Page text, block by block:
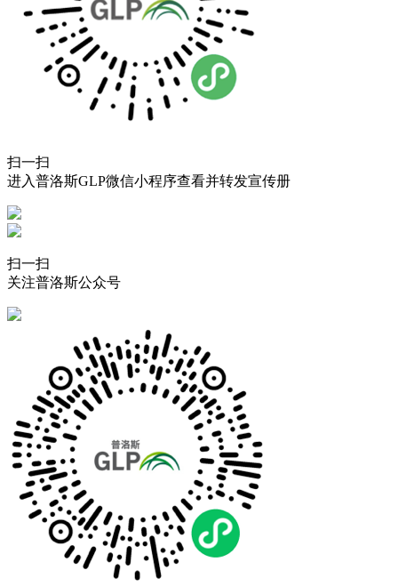
扫一扫
进入普洛斯GLP微信小程序查看并转发宣传册
扫一扫
关注普洛斯公众号